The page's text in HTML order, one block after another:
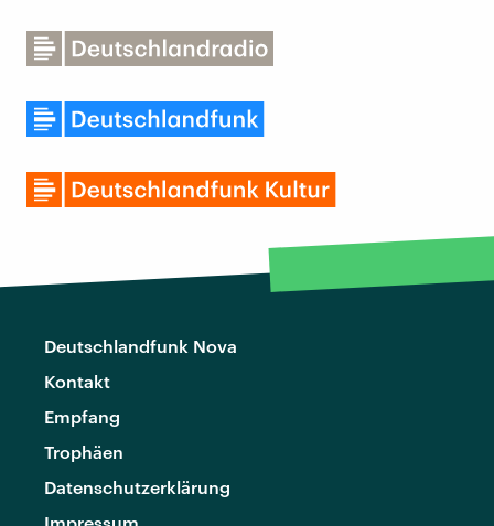
Deutschlandfunk Nova
Kontakt
Empfang
Trophäen
Datenschutzerklärung